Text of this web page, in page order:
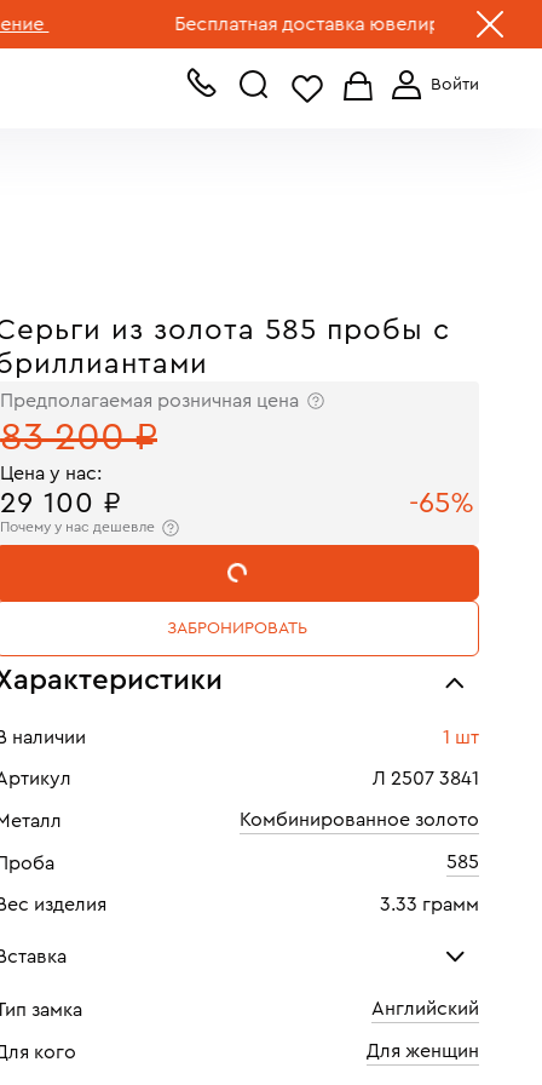
Бесплатная доставка ювелирных изделий по
+7 (499) 519-00-00
из золота 585 пробы с
Предполагаемая розничная цена
83 200 ₽
Цена у нас:
29 100 ₽ -65%
Почему у нас дешевле
В КОРЗИНУ
ЗАБРОНИРОВАТЬ
наличии 1 шт
Л 2507 3841
Комбинированное золото
585
изделия 3.33 грамм
Бриллиант
2 шт
замка Английский
кого Для женщин